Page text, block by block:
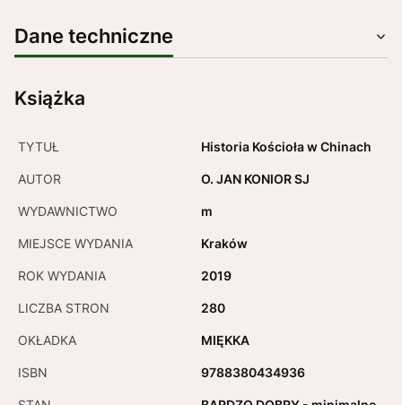
Dane techniczne
Książka
TYTUŁ Historia Kościoła w Chinach
AUTOR O. JAN KONIOR SJ
WYDAWNICTWO m
MIEJSCE WYDANIA Kraków
ROK WYDANIA 2019
LICZBA STRON 280
OKŁADKA MIĘKKA
ISBN 9788380434936